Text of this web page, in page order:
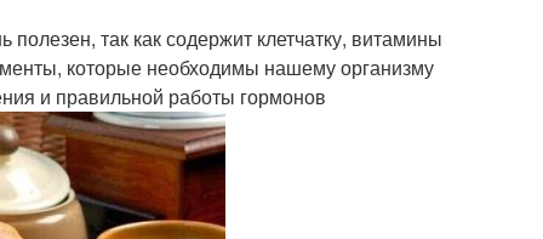
так как содержит клетчатку, витамины
которые необходимы нашему организму
и правильной работы гормонов